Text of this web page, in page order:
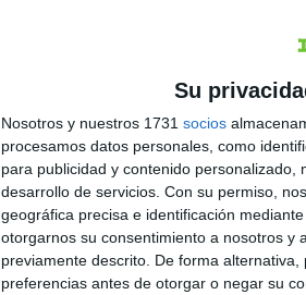
Su
Nosotros y nuestros 1731 socios
procesamos datos personales, como
para publicidad y contenido
desarrollo de servicios. Con su permiso,
geográfica precisa e identificación
otorgarnos su consentimiento a nosotros y
previamente descrito. De forma
preferencias antes de otorgar o negar su